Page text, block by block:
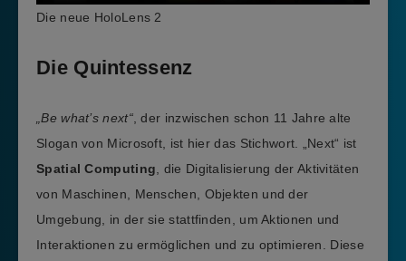
Die neue HoloLens 2
Die Quintessenz
„Be what’s next“, der inzwischen schon 11 Jahre alte
Slogan von Microsoft, ist hier das Stichwort. „Next“ ist
Spatial Computing , die Digitalisierung der Aktivitäten
von Maschinen, Menschen, Objekten und der
Umgebung, in der sie stattfinden, um Aktionen und
Interaktionen zu ermöglichen und zu optimieren. Diese